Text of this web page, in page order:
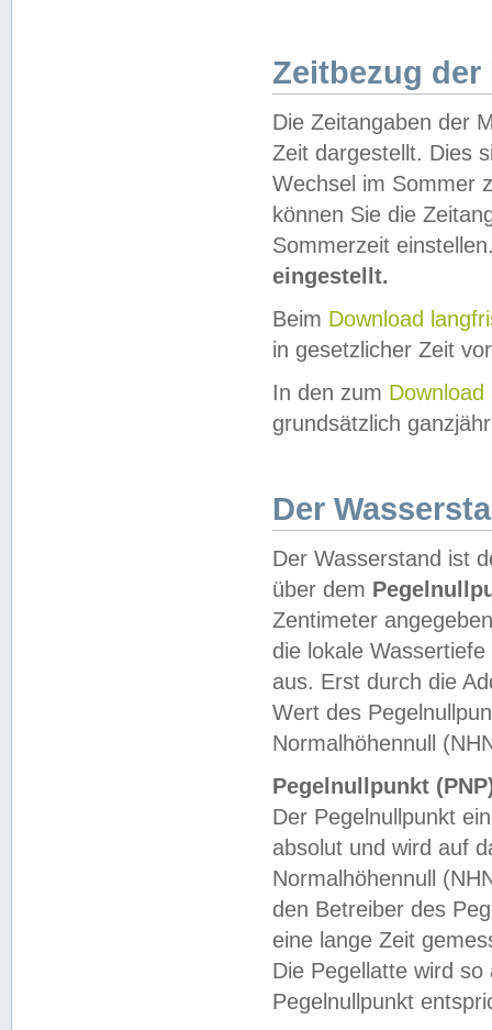
Zeitbezug der
Die Zeitangaben der
Zeit dargestellt. Dies
Wechsel im Sommer
können Sie die
Sommerzeit
eingestellt.
Beim Download
in gesetzlicher Zeit
In den zum Download
grundsätzlich
Der
Der Wasserstand ist
über dem
Zentimeter
die lokale
aus. Erst durch die
Wert des
Normalhöhennull
Pegelnullpunkt
Der Pegelnullpunkt
absolut und wird auf
Normalhöhennull
den Betreiber des
eine lange Zeit
Die Pegellatte wird
Pegelnullpunkt